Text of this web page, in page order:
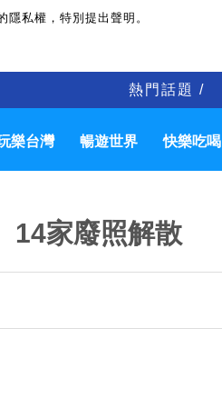
私權，特別提出聲明。
熱門話題 /
樂台灣 暢遊世界 快樂吃喝
14家廢照解散